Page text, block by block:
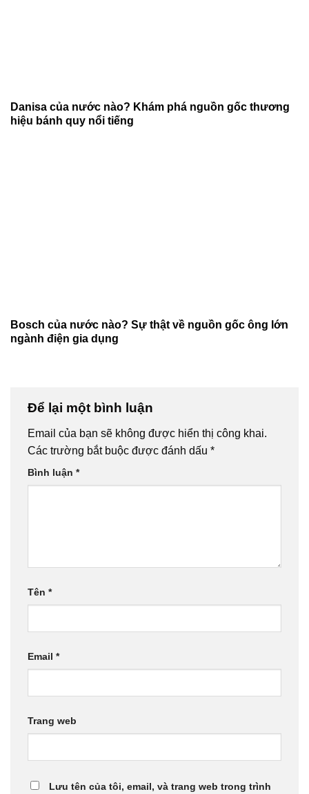
Danisa của nước nào? Khám phá nguồn gốc thương
hiệu bánh quy nổi tiếng
Bosch của nước nào? Sự thật về nguồn gốc ông lớn
ngành điện gia dụng
Để lại một bình luận
Email của bạn sẽ không được hiển thị công khai.
Các trường bắt buộc được đánh dấu *
Bình luận *
Tên *
Email *
Trang web
Lưu tên của tôi, email, và trang web trong trình